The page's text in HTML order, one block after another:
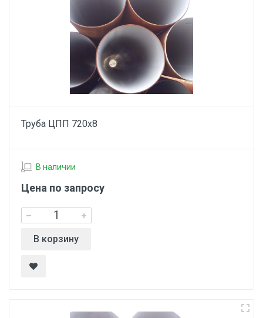
Труба ЦПП 720х8
В наличии
Цена по запросу
В корзину